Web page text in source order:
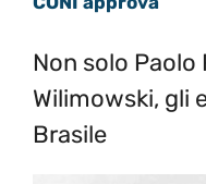
Non solo Paolo
Wilimowski, gli
Brasile